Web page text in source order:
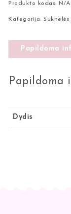
Produkto kodas: N/A
Kategorija:Suknelės
Papildoma
Papildoma
Dydis